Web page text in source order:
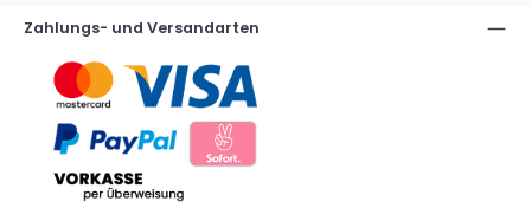
Zahlungs- und Versandarten